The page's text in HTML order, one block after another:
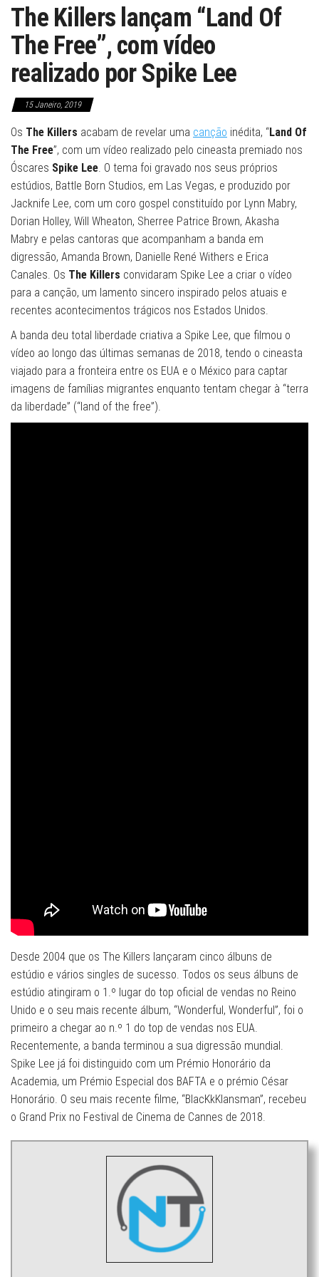
The Killers lançam “Land Of
The Free”, com vídeo
realizado por Spike Lee
15 Janeiro, 2019
Os The Killers acabam de revelar uma canção inédita, “Land Of
The Free”, com um vídeo realizado pelo cineasta premiado nos
Óscares Spike Lee. O tema foi gravado nos seus próprios
estúdios, Battle Born Studios, em Las Vegas, e produzido por
Jacknife Lee, com um coro gospel constituído por Lynn Mabry,
Dorian Holley, Will Wheaton, Sherree Patrice Brown, Akasha
Mabry e pelas cantoras que acompanham a banda em
digressão, Amanda Brown, Danielle René Withers e Erica
Canales. Os The Killers convidaram Spike Lee a criar o vídeo
para a canção, um lamento sincero inspirado pelos atuais e
recentes acontecimentos trágicos nos Estados Unidos.
A banda deu total liberdade criativa a Spike Lee, que filmou o
vídeo ao longo das últimas semanas de 2018, tendo o cineasta
viajado para a fronteira entre os EUA e o México para captar
imagens de famílias migrantes enquanto tentam chegar à “terra
da liberdade” (“land of the free”).
Desde 2004 que os The Killers lançaram cinco álbuns de
estúdio e vários singles de sucesso. Todos os seus álbuns de
estúdio atingiram o 1.º lugar do top oficial de vendas no Reino
Unido e o seu mais recente álbum, “Wonderful, Wonderful”, foi o
primeiro a chegar ao n.º 1 do top de vendas nos EUA.
Recentemente, a banda terminou a sua digressão mundial.
Spike Lee já foi distinguido com um Prémio Honorário da
Academia, um Prémio Especial dos BAFTA e o prémio César
Honorário. O seu mais recente filme, “BlacKkKlansman”, recebeu
o Grand Prix no Festival de Cinema de Cannes de 2018.